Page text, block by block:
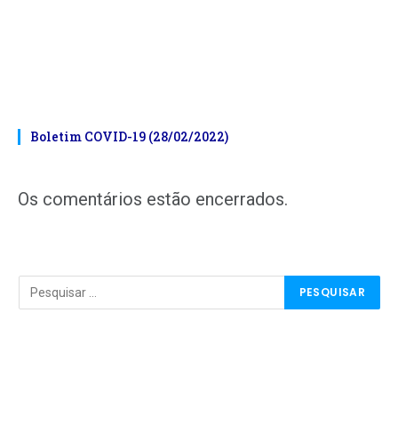
Boletim COVID-19 (28/02/2022)
Os comentários estão encerrados.